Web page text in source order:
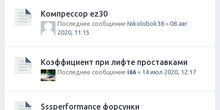
Компрессор ez30
Последнее сообщение Nikolobok38 « 08 авг
2020, 11:15
Коэффициент при лифте проставками
Последнее сообщение i66 « 14 июл 2020, 12:17
Sssperformance форсунки